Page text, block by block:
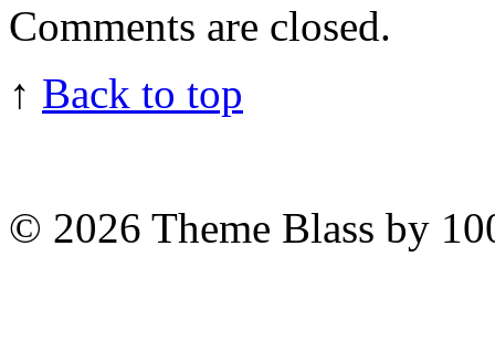
publicitatea
pe
Comments are closed.
↑ Back to top
© 2026 Theme Blass by